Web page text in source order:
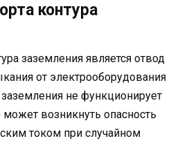
контура
заземления является отвод
от электрооборудования
не функционирует
возникнуть опасность
током при случайном